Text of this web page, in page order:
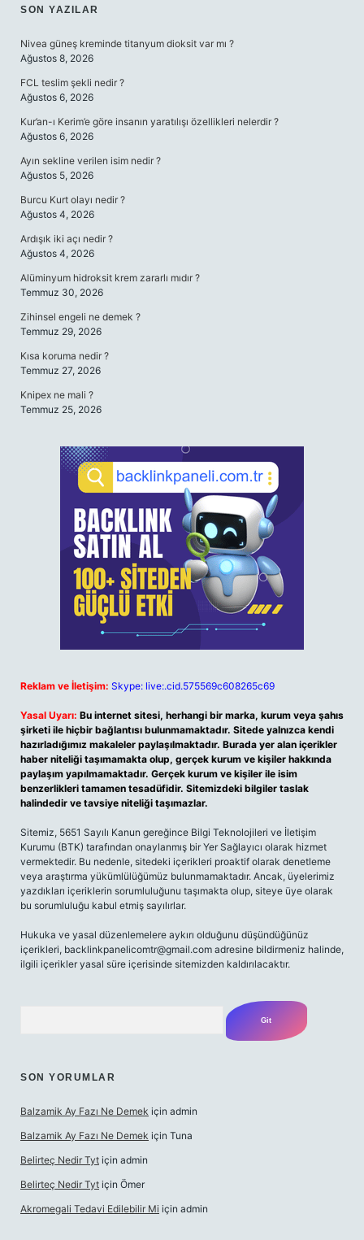
SIDEBAR
SON YAZILAR
Nivea güneş kreminde titanyum dioksit var mı ?
Ağustos 8, 2026
FCL teslim şekli nedir ?
Ağustos 6, 2026
Kur’an-ı Kerim’e göre insanın yaratılışı özellikleri nelerdir ?
Ağustos 6, 2026
Ayın sekline verilen isim nedir ?
Ağustos 5, 2026
Burcu Kurt olayı nedir ?
Ağustos 4, 2026
Ardışık iki açı nedir ?
Ağustos 4, 2026
Alüminyum hidroksit krem zararlı mıdır ?
Temmuz 30, 2026
Zihinsel engeli ne demek ?
Temmuz 29, 2026
Kısa koruma nedir ?
Temmuz 27, 2026
Knipex ne mali ?
Temmuz 25, 2026
Reklam ve İletişim: Skype: live:.cid.575569c608265c69
Yasal Uyarı: Bu internet sitesi, herhangi bir marka, kurum veya şahıs
şirketi ile hiçbir bağlantısı bulunmamaktadır. Sitede yalnızca kendi
hazırladığımız makaleler paylaşılmaktadır. Burada yer alan içerikler
haber niteliği taşımamakta olup, gerçek kurum ve kişiler hakkında
paylaşım yapılmamaktadır. Gerçek kurum ve kişiler ile isim
benzerlikleri tamamen tesadüfidir. Sitemizdeki bilgiler taslak
halindedir ve tavsiye niteliği taşımazlar.
Sitemiz, 5651 Sayılı Kanun gereğince Bilgi Teknolojileri ve İletişim
Kurumu (BTK) tarafından onaylanmış bir Yer Sağlayıcı olarak hizmet
vermektedir. Bu nedenle, sitedeki içerikleri proaktif olarak denetleme
veya araştırma yükümlülüğümüz bulunmamaktadır. Ancak, üyelerimiz
yazdıkları içeriklerin sorumluluğunu taşımakta olup, siteye üye olarak
bu sorumluluğu kabul etmiş sayılırlar.
Hukuka ve yasal düzenlemelere aykırı olduğunu düşündüğünüz
içerikleri, backlinkpanelicomtr@gmail.com adresine bildirmeniz halinde,
ilgili içerikler yasal süre içerisinde sitemizden kaldırılacaktır.
SON YORUMLAR
Balzamik Ay Fazı Ne Demek için admin
Balzamik Ay Fazı Ne Demek için Tuna
Belirteç Nedir Tyt için admin
Belirteç Nedir Tyt için Ömer
Akromegali Tedavi Edilebilir Mi için admin